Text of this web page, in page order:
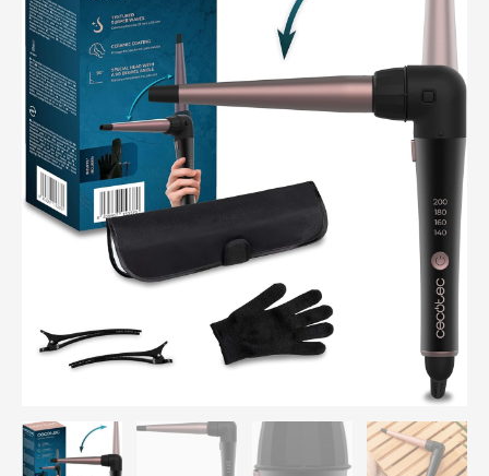
TWISTCONIC
(100002)
NEGRO
cantidad